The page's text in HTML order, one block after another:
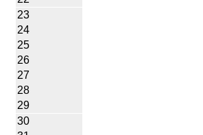
23
24
25
26
27
28
29
30